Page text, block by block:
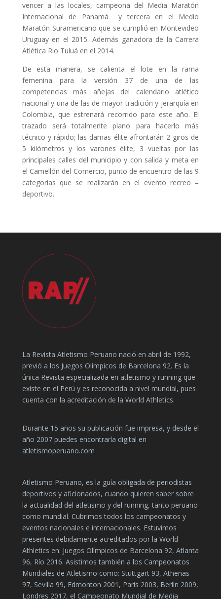
vencer a las locales, campeona del Media Maratón
Internacional de Panamá y tercera en el Medio
Maratón Suramericano que se cumplió en Montevideo
Uruguay en el 2015. Además ganadora de la Carrera
Atlética Rio Tuluá en el 2014.
De esta manera, se calienta el lote en la rama
femenina para la versión 37 de una de las
competencias más añejas del calendario atlético
nacional y una de las de mayor tradición y jerarquía en
Colombia, que estrenará recorrido para este año. El
trazado será totalmente plano para hacerlo más
técnico y rápido; las damas élite afrontarán 2 giros de
5 kilómetros y los varones élite, 3 vueltas por las
principales calles del municipio y con salida y meta en
el Camellón del Comercio, punto de encuentro de las 9
categorías que se realizarán en el evento recreo –
deportivo.
La Revista Atletismo Peruano nació en abril de 1992,
previó a los Juegos Olímpicos de Barcelona 92. Es la
única Revista especializada en atletismo y running que
existe en el Perú y es reconocida a nivel mundial, pues
cuenta con la acreditación de la World Athletics.
Durante 15 años su publicación fue impresa, y desde el
año 2007 puedes encontrarla digital en
atletismoperuano.com
Atletismo Peruano, es la guía obligada de periodistas
deportivos y aficionados, cuando quieren saber sobre
la actualidad del atletismo y del running, tanto peruano
como mundial. Cubrimos todos los campeonatos y
eventos nacionales e internacionales. Estuvimos
presentes debidamente acreditados por la World
Athletics en: Juegos Olímpicos de Barcelona 92, Atlanta
96, Río 2016. Asistimos también a los Campeonatos
Mundiales de Atletismo como: Stuttgart 93, Athenas
97, Sevilla 99, Edmonton 2001, Paris 2003, Berlín 2009,
Londres 2017, el Campeonato Mundial de Media